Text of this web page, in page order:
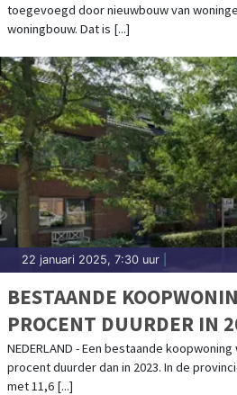
toegevoegd door nieuwbouw van
woningbouw. Dat is [...]
22 januari 2025, 7:30 uur
BESTAANDE
PROCENT DUURDER IN
NEDERLAND - Een bestaande
procent duurder dan in 2023. In de
met 11,6 [...]